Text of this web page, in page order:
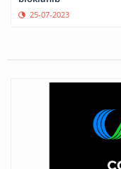
25-07-2023